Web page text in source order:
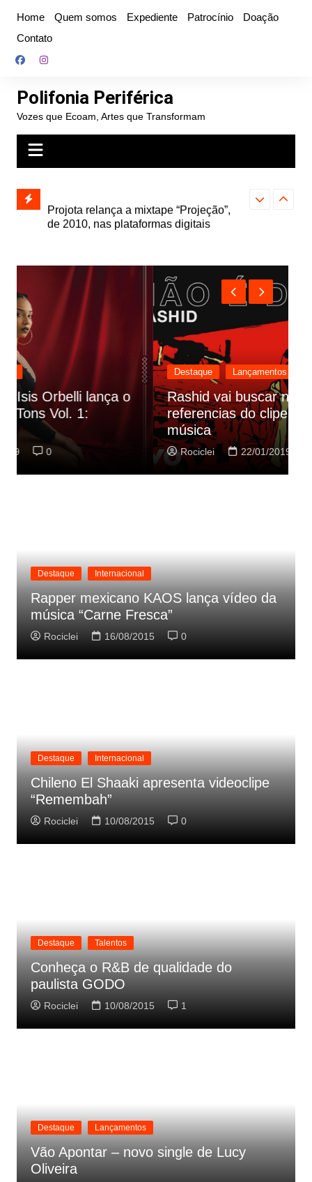
conteúdo
Home Quem somos Expediente Patrocínio
Doação
Contato
Polifonia Periférica
Vozes que Ecoam, Artes que Transformam
e abre
autoral,
de 2010, nas plataformas digitais
Farofa
Destaque Lançamentos
Rashid vai buscar nos HQs as
referencias do clipe de sua nova
música
Rociclei 22/01/2019 0
Destaque Internacional
Rapper mexicano KAOS lança vídeo da
música “Carne Fresca”
Rociclei 16/08/2015 0
Destaque Internacional
Chileno El Shaaki apresenta videoclipe
“Remembah”
Rociclei 10/08/2015 0
Destaque Talentos
Conheça o R&B de qualidade do
paulista GODO
Rociclei 10/08/2015 1
Destaque Lançamentos
Vão Apontar – novo single de Lucy
Oliveira